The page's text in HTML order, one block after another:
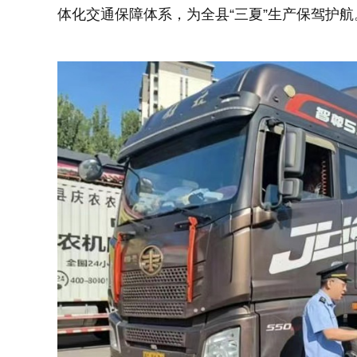
体化交通保障体系，为全县“三夏”生产保驾护航